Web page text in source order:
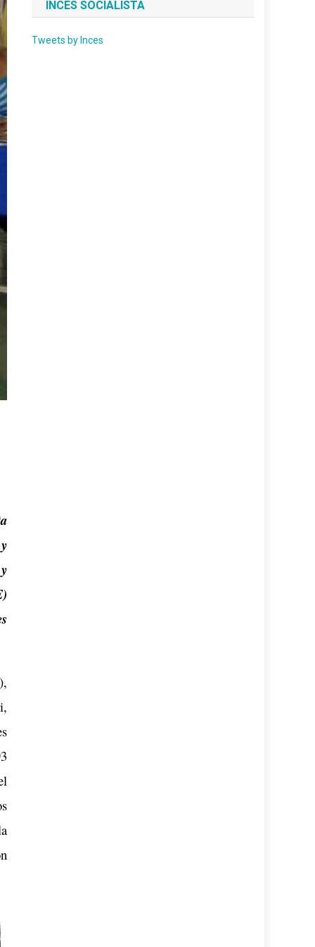
INCES SOCIALISTA
Tweets by Inces